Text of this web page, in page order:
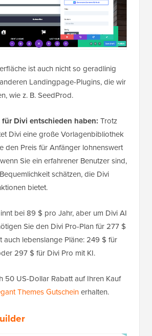
ist auch nicht so geradlinig
Landingpage-Plugins, die wir
wie z. B. SeedProd.
Divi entschieden haben: Trotz
Divi eine große Vorlagenbibliothek
den Preis für Anfänger lohnenswert
Sie ein erfahrener Benutzer sind,
schätzen, die Divi
bietet.
bei 89 $ pro Jahr, aber um Divi AI
Sie den Divi Pro-Plan für 277 $
auch lebenslange Pläne: 249 $ für
297 $ für Divi Pro mit KI.
50 US-Dollar Rabatt auf Ihren Kauf
Themes Gutscheinerhalten.